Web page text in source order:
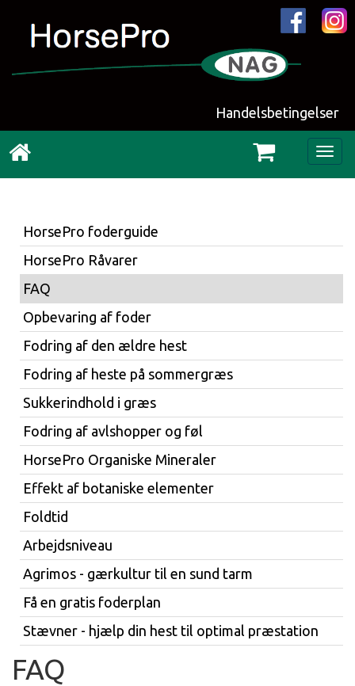
Handelsbetingelser
HorsePro foderguide
HorsePro Råvarer
FAQ
Opbevaring af foder
Fodring af den ældre hest
Fodring af heste på sommergræs
Sukkerindhold i græs
Fodring af avlshopper og føl
HorsePro Organiske Mineraler
Effekt af botaniske elementer
Foldtid
Arbejdsniveau
Agrimos - gærkultur til en sund tarm
Få en gratis foderplan
Stævner - hjælp din hest til optimal præstation
FAQ